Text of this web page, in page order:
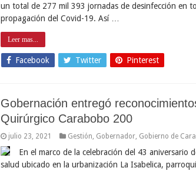
un total de 277 mil 393 jornadas de desinfección en
propagación del Covid-19. Así …
Leer mas...
Facebook Twitter Pinterest
Gobernación entregó
Quirúrgico Carabobo 200
julio 23, 2021 Gestión Gobernador Gobierno de
En el marco de la celebración del 43
salud ubicado en la urbanización La Isabelica,